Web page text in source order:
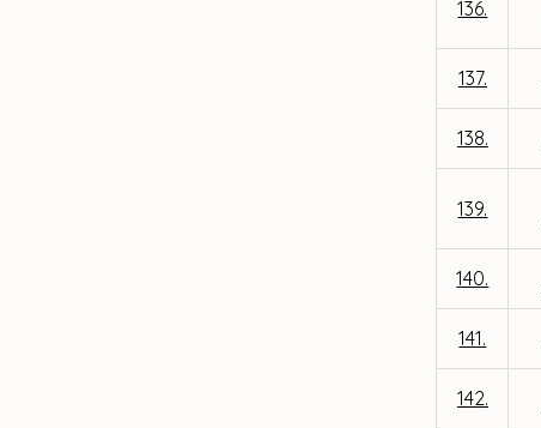
136.
137.
138.
139.
140.
141.
142.